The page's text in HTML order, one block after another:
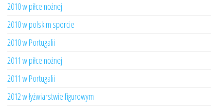
2010 w piłce nożnej
2010 w polskim sporcie
2010 w Portugalii
2011 w piłce nożnej
2011 w Portugalii
2012 w łyżwiarstwie figurowym